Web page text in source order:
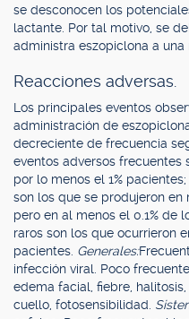
se desconocen los
lactante. Por tal motivo, se
administra eszopiclona a
Reacciones adversas.
Los principales eventos
administración de
decreciente de frecuencia
eventos adversos frecuentes
por lo menos el 1%
son los que se produjeron en
pero en al menos el 0.1% de
raros son los que ocurrieron
pacientes. Generales:
infección viral. Poco
edema facial, fiebre,
cuello, fotosensibilidad.